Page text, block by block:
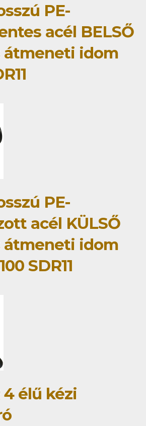
PE-
acél BELSŐ
átmeneti idom
PE-
acél KÜLSŐ
átmeneti idom
SDR11
4 élű kézi